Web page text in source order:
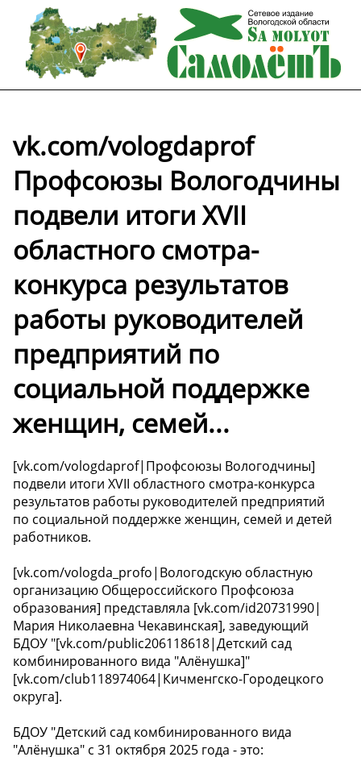
vk.com/vologdaprof
Профсоюзы Вологодчины
подвели итоги XVII
областного смотра-
конкурса результатов
работы руководителей
предприятий по
социальной поддержке
женщин, семей...
[vk.com/vologdaprof|Профсоюзы Вологодчины]
подвели итоги XVII областного смотра-конкурса
результатов работы руководителей предприятий
по социальной поддержке женщин, семей и детей
работников.
[vk.com/vologda_profo|Вологодскую областную
организацию Общероссийского Профсоюза
образования] представляла [vk.com/id20731990|
Мария Николаевна Чекавинская], заведующий
БДОУ "[vk.com/public206118618|Детский сад
комбинированного вида "Алёнушка]"
[vk.com/club118974064|Кичменгско-Городецкого
округа].
БДОУ "Детский сад комбинированного вида
"Алёнушка" с 31 октября 2025 года - это: